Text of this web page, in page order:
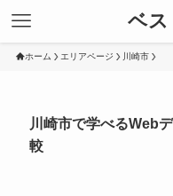
ベス
ホーム エリアページ 川崎市
川崎市で学べるWeb
較